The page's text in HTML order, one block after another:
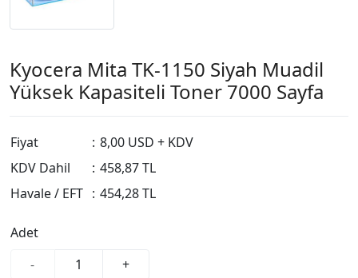
Kyocera Mita TK-1150 Siyah Muadil
Yüksek Kapasiteli Toner 7000 Sayfa
Fiyat : 8,00 USD + KDV
KDV Dahil
: 458,87 TL
Havale / EFT : 454,28 TL
Adet
-
+